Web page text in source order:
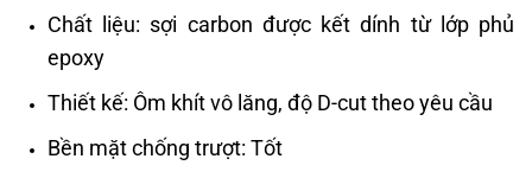
Chất liệu: sợi carbon được kết dính từ lớp phủ
epoxy
Thiết kế: Ôm khít vô lăng, độ D-cut theo yêu cầu
Bền mặt chống trượt: Tốt